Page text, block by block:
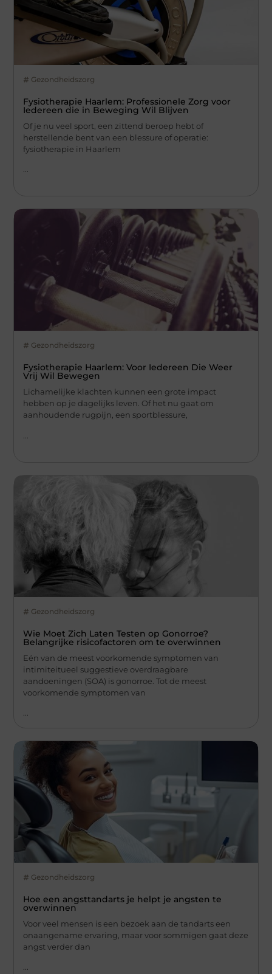
Gezondheidszorg
Fysiotherapie Haarlem: Professionele Zorg voor
Iedereen die in Beweging Wil Blijven
Of je nu veel sport, een zittend beroep hebt of
herstellende bent van een blessure of operatie:
fysiotherapie in Haarlem
...
Gezondheidszorg
Fysiotherapie Haarlem: Voor Iedereen Die Weer
Vrij Wil Bewegen
Lichamelijke klachten kunnen een grote impact
hebben op je dagelijks leven. Of het nu gaat om
aanhoudende rugpijn, een sportblessure,
Gezondheidszorg
Wie Moet Zich Laten Testen op Gonorroe?
Belangrijke risicofactoren om te overwinnen
Eén van de meest voorkomende symptomen van
intimiteitueel suggestieve overdraagbare
aandoeningen (SOA) is gonorroe. Tot de meest
voorkomende symptomen van
Gezondheidszorg
Hoe een angsttandarts je helpt je angsten te
overwinnen
Voor veel mensen is een bezoek aan de tandarts een
onaangename ervaring, maar voor sommigen gaat deze
angst verder dan
...